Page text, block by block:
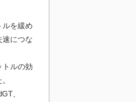
ルを緩め
速につな
トルの効
、